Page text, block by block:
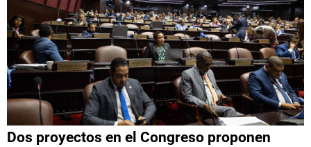
Dos proyectos en el Congreso proponen